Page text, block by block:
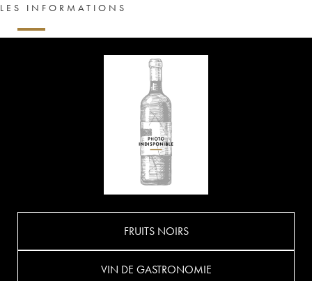
LES INFORMATIONS
FRUITS NOIRS
VIN DE GASTRONOMIE